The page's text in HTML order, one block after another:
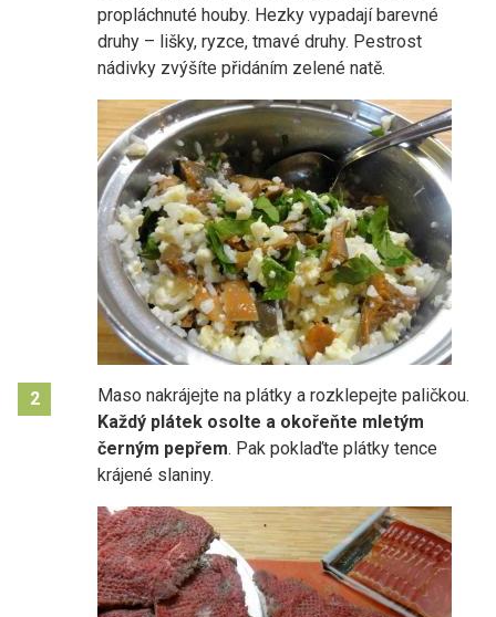
propláchnuté houby. Hezky vypadají barevné
druhy – lišky, ryzce, tmavé druhy. Pestrost
nádivky zvýšíte přidáním zelené natě.
2
Maso nakrájejte na plátky a rozklepejte paličkou.
Každý plátek osolte a okořeňte mletým
černým pepřem. Pak poklaďte plátky tence
krájené slaniny.